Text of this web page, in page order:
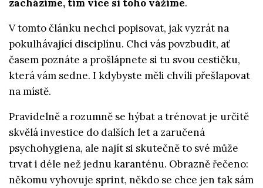
zacházíme, tím více si toho vážíme.
V tomto článku nechci popisovat, jak vyzrát na
pokulhávající disciplínu. Chci vás povzbudit, ať
časem poznáte a prošlápnete si tu svou cestičku,
která vám sedne. I kdybyste měli chvíli přešlapovat
na místě.
Pravidelně a rozumně se hýbat a trénovat je určitě
skvělá investice do dalších let a zaručená
psychohygiena, ale najít si skutečně to své může
trvat i déle než jednu karanténu. Obrazně řečeno:
někomu vyhovuje sprint, někdo se chce jen tak sám